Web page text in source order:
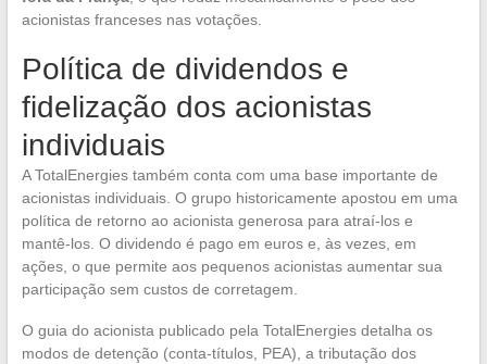
acionistas franceses nas votações.
Política de dividendos e
fidelização dos acionistas
individuais
A TotalEnergies também conta com uma base importante de
acionistas individuais. O grupo historicamente apostou em uma
política de retorno ao acionista generosa para atraí-los e
mantê-los. O dividendo é pago em euros e, às vezes, em
ações, o que permite aos pequenos acionistas aumentar sua
participação sem custos de corretagem.
O guia do acionista publicado pela TotalEnergies detalha os
modos de detenção (conta-títulos, PEA), a tributação dos